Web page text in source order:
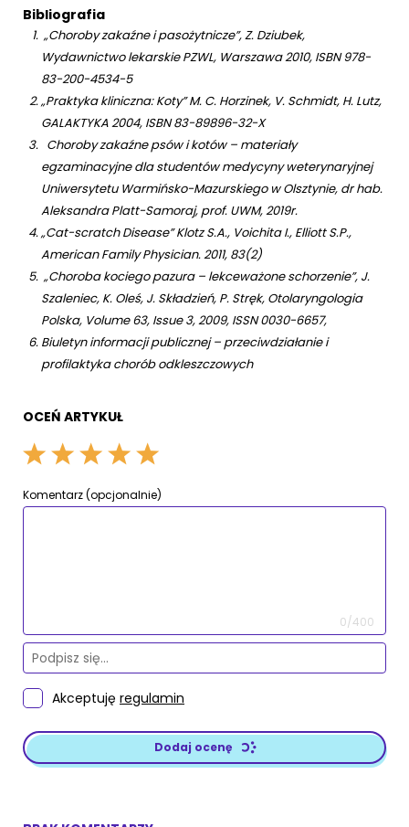
Bibliografia
„Choroby zakaźne i pasożytnicze”, Z. Dziubek,
Wydawnictwo lekarskie PZWL, Warszawa 2010, ISBN 978-
83-200-4534-5
„Praktyka kliniczna: Koty” M. C. Horzinek, V. Schmidt, H. Lutz,
GALAKTYKA 2004, ISBN 83-89896-32-X
Choroby zakaźne psów i kotów – materiały
egzaminacyjne dla studentów medycyny weterynaryjnej
Uniwersytetu Warmińsko-Mazurskiego w Olsztynie, dr hab.
Aleksandra Platt-Samoraj, prof. UWM, 2019r.
„Cat-scratch Disease” Klotz S.A., Voichita I., Elliott S.P.,
American Family Physician. 2011, 83(2)
„Choroba kociego pazura – lekceważone schorzenie”, J.
Szaleniec, K. Oleś, J. Składzień, P. Stręk, Otolaryngologia
Polska, Volume 63, Issue 3, 2009, ISSN 0030-6657,
Biuletyn informacji publicznej – przeciwdziałanie i
profilaktyka chorób odkleszczowych
OCEŃ ARTYKUŁ
Komentarz (opcjonalnie)
0/400
Akceptuję regulamin
Dodaj ocenę